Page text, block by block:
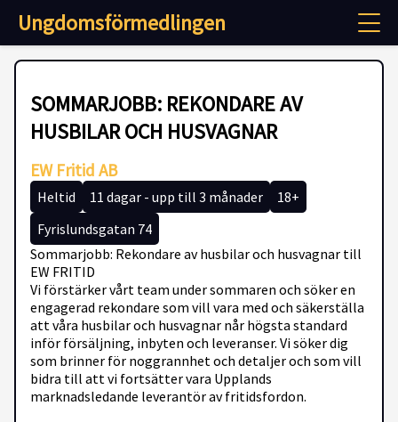
Ungdomsförmedlingen
SOMMARJOBB: REKONDARE AV
HUSBILAR OCH HUSVAGNAR
EW Fritid AB
Heltid 11 dagar - upp till 3 månader
18+
Fyrislundsgatan 74
Sommarjobb: Rekondare av husbilar och husvagnar till
EW FRITID
Vi förstärker vårt team under sommaren och söker en
engagerad rekondare som vill vara med och säkerställa
att våra husbilar och husvagnar når högsta standard
inför försäljning, inbyten och leveranser. Vi söker dig
som brinner för noggrannhet och detaljer och som vill
bidra till att vi fortsätter vara Upplands
marknadsledande leverantör av fritidsfordon.